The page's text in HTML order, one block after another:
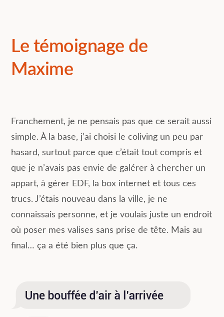
Le témoignage de
Maxime
Franchement, je ne pensais pas que ce serait aussi
simple. À la base, j’ai choisi le coliving un peu par
hasard, surtout parce que c’était tout compris et
que je n’avais pas envie de galérer à chercher un
appart, à gérer EDF, la box internet et tous ces
trucs. J’étais nouveau dans la ville, je ne
connaissais personne, et je voulais juste un endroit
où poser mes valises sans prise de tête. Mais au
final… ça a été bien plus que ça.